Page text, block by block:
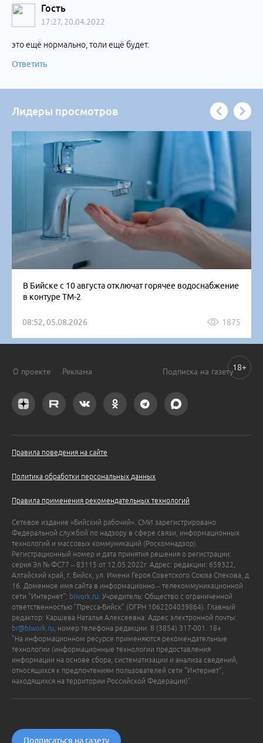
Гость
17:27, 20.04.2022
это ещё нормально, толи ещё будет.
Ответить
Лидеры просмотров
В Бийске с 10 августа отключат горячее водоснабжение
в контуре ТМ-2
08:52, 05.08.2026 1875
О проекте Реклама Подписка на газету
Правила поведения на сайте
Политика обработки персональных данных
Правила применения рекомендательных технологий
Сетевое издание «Бийский рабочий». СМИ зарегистрировано
Федеральной службой по надзору в сфере связи, информационных
технологий и массовых коммуникаций (Роскомнадзор).
Регистрационный номер и дата принятия решения о регистрации:
серия Эл № ФС77 – 83115 от 12.05.2022г. Адрес: редакции: 659322,
Алтайский край, г. Бийск, ул. Имени Героя Советского Союза Спекова, д.
16. Доменное имя сайта в информационно – телекоммуникационной
сети "Интернет": biwork.ru . Учредитель: Общество с ограниченной
ответственностью "Пресса-Бийск" (ОГРН 1062204039864). Главный
редактор: Каршева Наталья Алексеевна. Адрес электронной почты:
br@biwork.ru , номер телефона редакции: 8 (3854) 317-001. 18+
"На информационном ресурсе применяются рекомендательные
технологии (информационные технологии предоставления
информации на основе сбора, систематизации и анализа сведений,
относящихся к предпочтениям пользователей сети "Интернет",
находящихся на территории Российской Федерации)".
Подписаться на газету
18+